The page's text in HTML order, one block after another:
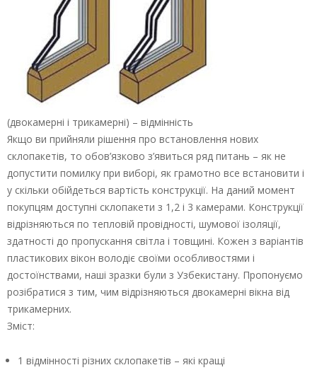
(двокамерні і трикамерні) – відмінність
Якщо ви прийняли рішення про встановлення нових
склопакетів, то обов’язково з’явиться ряд питань – як не
допустити помилку при виборі, як грамотно все встановити і
у скільки обійдеться вартість конструкції. На даний момент
покупцям доступні склопакети з 1,2 і 3 камерами. Конструкції
відрізняються по тепловій провідності, шумової ізоляції,
здатності до пропускання світла і товщині. Кожен з варіантів
пластикових вікон володіє своїми особливостями і
достоїнствами, наші зразки були з Узбекистану. Пропонуємо
розібратися з тим, чим відрізняються двокамерні вікна від
трикамерних.
Зміст:
1 відмінності різних склопакетів – які кращі